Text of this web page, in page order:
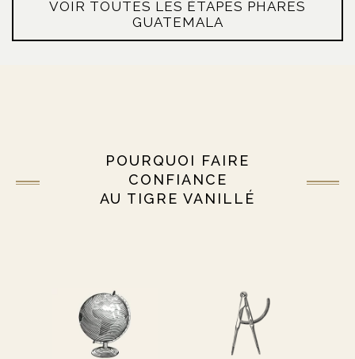
VOIR TOUTES LES ÉTAPES PHARES
GUATEMALA
POURQUOI FAIRE
CONFIANCE
AU TIGRE VANILLÉ